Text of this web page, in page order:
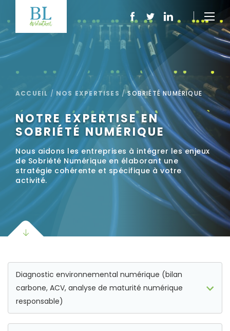
ACCUEIL / NOS EXPERTISES /SOBRIÉTÉ NUMÉRIQUE
NOTRE EXPERTISE EN
SOBRIÉTÉ NUMÉRIQUE
Nous aidons les entreprises à intégrer les enjeux
de Sobriété Numérique en élaborant une
stratégie cohérente et spécifique à votre
activité.
Diagnostic environnemental numérique (bilan
carbone, ACV, analyse de maturité numérique
responsable)